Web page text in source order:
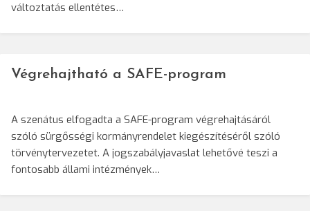
változtatás ellentétes…
Végrehajtható a SAFE-program
A szenátus elfogadta a SAFE-program végrehajtásáról
szóló sürgősségi kormányrendelet kiegészítéséről szóló
törvénytervezetet. A jogszabályjavaslat lehetővé teszi a
fontosabb állami intézmények…